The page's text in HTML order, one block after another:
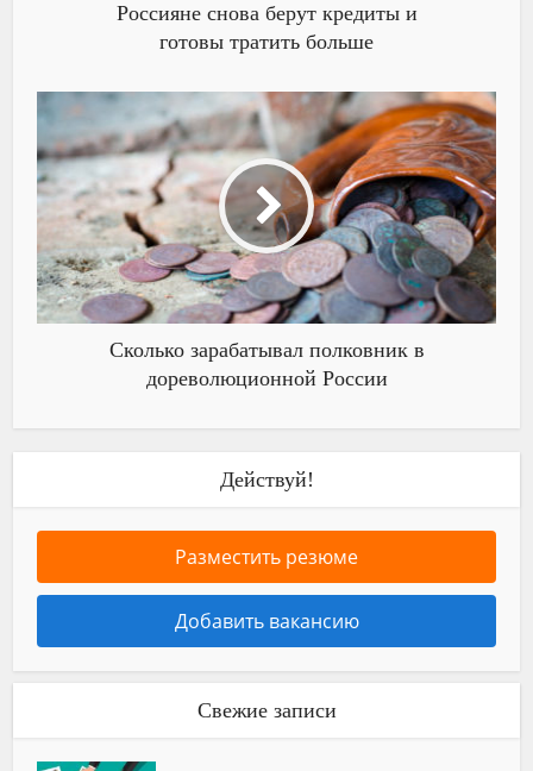
Россияне снова берут кредиты и
готовы тратить больше
Сколько зарабатывал полковник в
дореволюционной России
Действуй!
Разместить резюме
Добавить вакансию
Свежие записи